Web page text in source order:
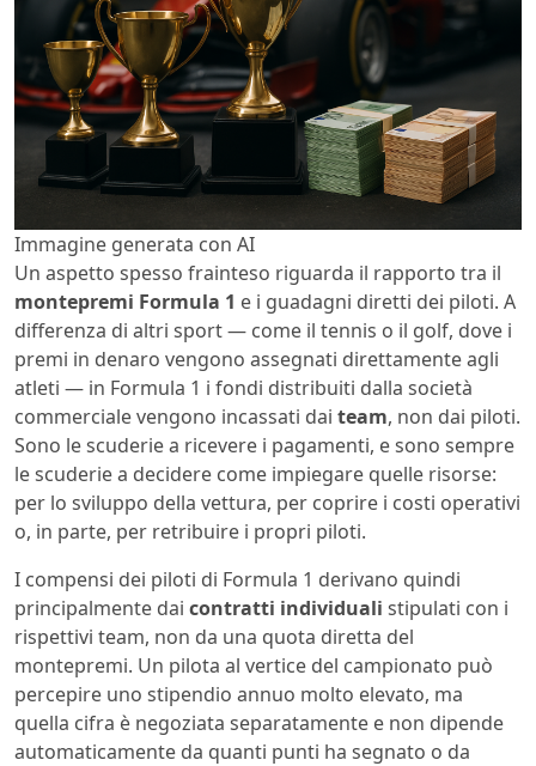
Immagine generata con AI
Un aspetto spesso frainteso riguarda il rapporto tra il
montepremi Formula 1 e i guadagni diretti dei piloti. A
differenza di altri sport — come il tennis o il golf, dove i
premi in denaro vengono assegnati direttamente agli
atleti — in Formula 1 i fondi distribuiti dalla società
commerciale vengono incassati dai team, non dai piloti.
Sono le scuderie a ricevere i pagamenti, e sono sempre
le scuderie a decidere come impiegare quelle risorse:
per lo sviluppo della vettura, per coprire i costi operativi
o, in parte, per retribuire i propri piloti.
I compensi dei piloti di Formula 1 derivano quindi
principalmente dai contratti individuali stipulati con i
rispettivi team, non da una quota diretta del
montepremi. Un pilota al vertice del campionato può
percepire uno stipendio annuo molto elevato, ma
quella cifra è negoziata separatamente e non dipende
automaticamente da quanti punti ha segnato o da